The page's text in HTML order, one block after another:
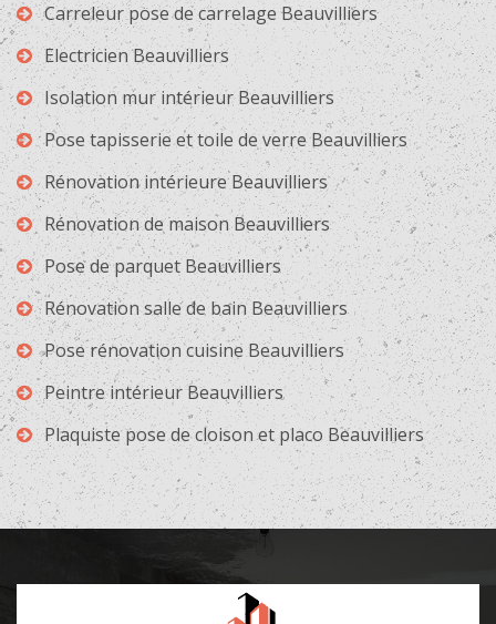
Carreleur pose de carrelage Beauvilliers
Electricien Beauvilliers
Isolation mur intérieur Beauvilliers
Pose tapisserie et toile de verre Beauvilliers
Rénovation intérieure Beauvilliers
Rénovation de maison Beauvilliers
Pose de parquet Beauvilliers
Rénovation salle de bain Beauvilliers
Pose rénovation cuisine Beauvilliers
Peintre intérieur Beauvilliers
Plaquiste pose de cloison et placo Beauvilliers